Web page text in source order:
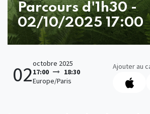
Parcours d'1h30 -
02/10/2025 17:00
02octobre 2025
17:00
18:30
Europe/Paris
Ajouter au